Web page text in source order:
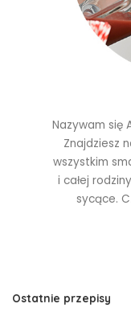
Nazywam się
Znajdziesz
wszystkim
i całej
sycące.
Ostatnie przepisy